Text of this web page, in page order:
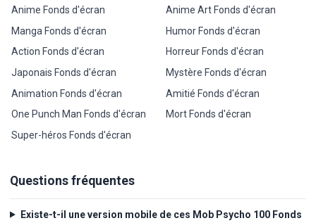
Anime Fonds d'écran
Manga Fonds d'écran
Action Fonds d'écran
Japonais Fonds d'écran
Animation Fonds d'écran
One Punch Man Fonds d'écran
Super-héros Fonds d'écran
Anime Art Fonds d'écran
Humor Fonds d'écran
Horreur Fonds d'écran
Mystère Fonds d'écran
Amitié Fonds d'écran
Mort Fonds d'écran
Questions fréquentes
Existe-t-il une version mobile de ces Mob Psycho 100 Fonds